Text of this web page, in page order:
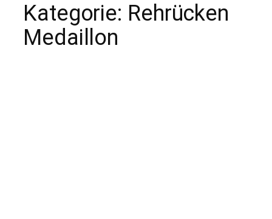
Kategorie: Rehrücken
Medaillon